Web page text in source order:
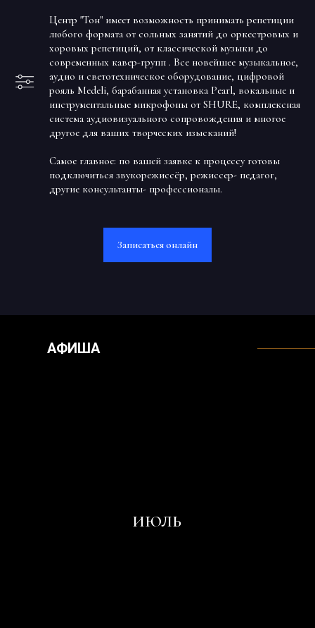
Центр "Тон" имеет возможность принимать репетиции
любого формата от сольных занятий до оркестровых и
хоровых репетиций, от классической музыки до
современных кавер-групп . Все новейшее музыкальное,
аудио и светотехническое оборудование, цифровой
рояль Medeli, барабанная установка Pearl, вокальные и
инструментальные микрофоны от SHURE, комплексная
система аудиовизуального сопровождения и многое
другое для ваших творческих изысканий!
Самое главное: по вашей заявке к процессу готовы
подключиться звукорежиссёр, режиссер- педагог,
другие консультанты- профессионалы.
Записаться онлайн
АФИША
ИЮЛЬ